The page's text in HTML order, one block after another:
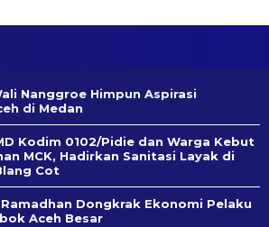
Nanggroe Himpun Aspirasi
di Medan
Kodim 0102/Pidie dan Warga Kebut
MCK, Hadirkan Sanitasi Layak di
Cot
Dongkrak Ekonomi Pelaku
Aceh Besar